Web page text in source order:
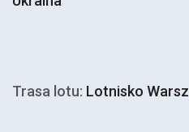
Trasa lotu: Lotnisko